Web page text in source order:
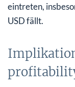
eintreten,
USD fällt.